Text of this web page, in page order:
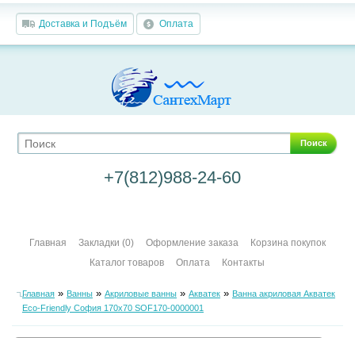
Доставка и Подъём Оплата
Поиск
+7(812)988-24-60
Главная Закладки (0) Оформление заказа
Корзина покупок
Каталог товаров
Оплата Контакты
Главная» Ванны» Акриловые ванны» Акватек» Ванна акриловая Акватек
Eco-Friendly София 170х70 SOF170-0000001